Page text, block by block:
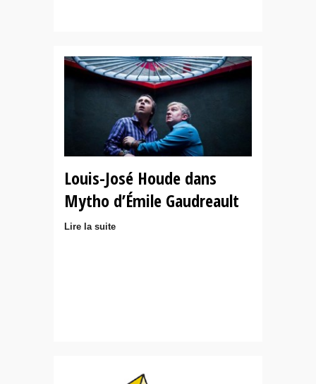
Louis-José Houde dans
Mytho d’Émile Gaudreault
Lire la suite